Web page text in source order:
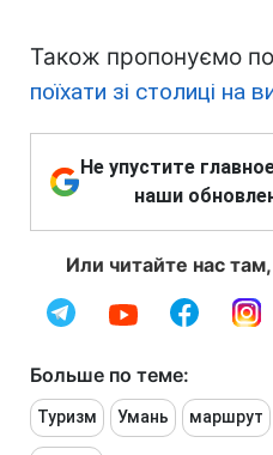
Також пропонуємо
поїхати зі столиці на
Не упустите
наши
Или читайте нас
Больше по теме:
Туризм Умань маршрут